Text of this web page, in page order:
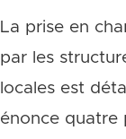
La prise en
par les
locales est
énonce quatre